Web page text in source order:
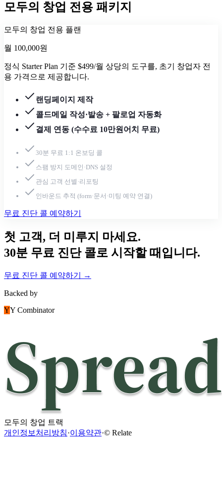
모두의 창업 전용 패키지
모두의 창업 전용 플랜
월 100,000원
정식 Starter Plan 기준 $499/월 상당의 도구를, 초기 창업자 전
용 가격으로 제공합니다.
랜딩페이지 제작
콜드메일 작성·발송 + 팔로업 자동화
결제 연동 (수수료 10만원어치 무료)
30분 무료 1:1 온보딩 콜
스팸 방지 도메인·DNS 설정
관심 고객 선별·리포팅
인바운드 추적 (form·문서·미팅 예약 연결)
무료 진단 콜 예약하기
첫 고객, 더 미루지 마세요.
30분 무료 진단 콜로 시작할 때입니다.
무료 진단 콜 예약하기 →
Backed by
YY Combinator
모두의 창업 트랙
개인정보처리방침·이용약관·© Relate